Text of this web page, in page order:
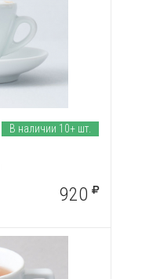
В наличии 10+ шт.
920